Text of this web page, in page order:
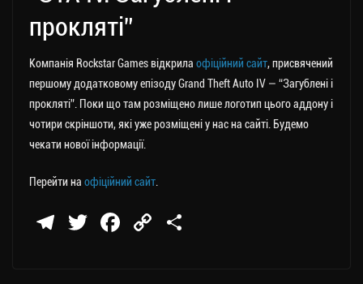
прокляті”
Компанія Rockstar Games відкрила офіційний сайт, присвячений
першому додатковому епізоду Grand Theft Auto IV — “Загублені і
прокляті”. Поки що там розміщено лише логотип цього аддону і
чотири скріншоти, які уже розміщені у нас на сайті. Будемо
чекати нової інформації.
Перейти на офіційний сайт
Te
T
Fa
C